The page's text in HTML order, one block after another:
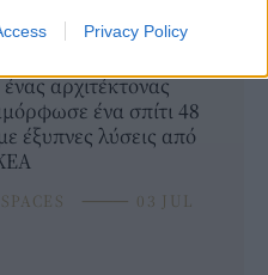
Privacy Policy
αρχιτέκτονας
ένα σπίτι 48
έξυπνες λύσεις από
⸻ 03 JUL